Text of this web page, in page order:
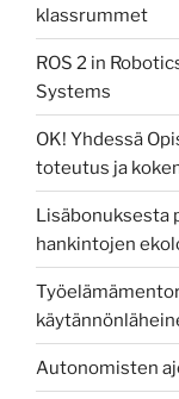
klassrummet
ROS 2 in
Systems
OK! Yhdessä
toteutus ja
Lisäbonuksesta
hankintojen
Autonomisten